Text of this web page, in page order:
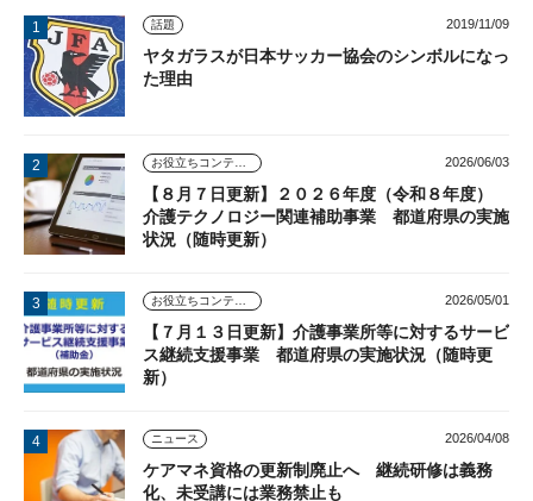
話題 2019/11/09
ヤタガラスが日本サッカー協会のシンボルになっ
た理由
お役立ちコンテンツ 2026/06/03
【８月７日更新】２０２６年度（令和８年度）
介護テクノロジー関連補助事業 都道府県の実施
状況（随時更新）
お役立ちコンテンツ 2026/05/01
【７月１３日更新】介護事業所等に対するサービ
ス継続支援事業 都道府県の実施状況（随時更
新）
ニュース 2026/04/08
ケアマネ資格の更新制廃止へ 継続研修は義務
化、未受講には業務禁止も